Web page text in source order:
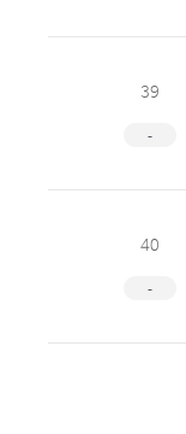
39
-
40
-